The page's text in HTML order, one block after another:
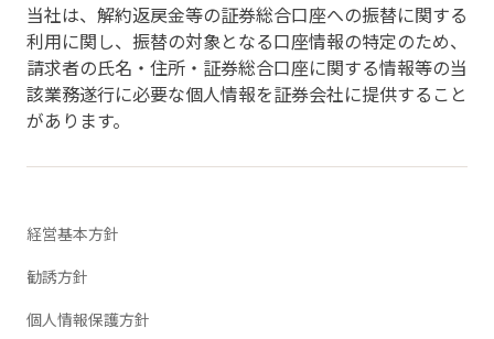
当社は、解約返戻金等の証券総合口座への振替に関する
利用に関し、振替の対象となる口座情報の特定のため、
請求者の氏名・住所・証券総合口座に関する情報等の当
該業務遂行に必要な個人情報を証券会社に提供すること
があります。
経営基本方針
勧誘方針
個人情報保護方針